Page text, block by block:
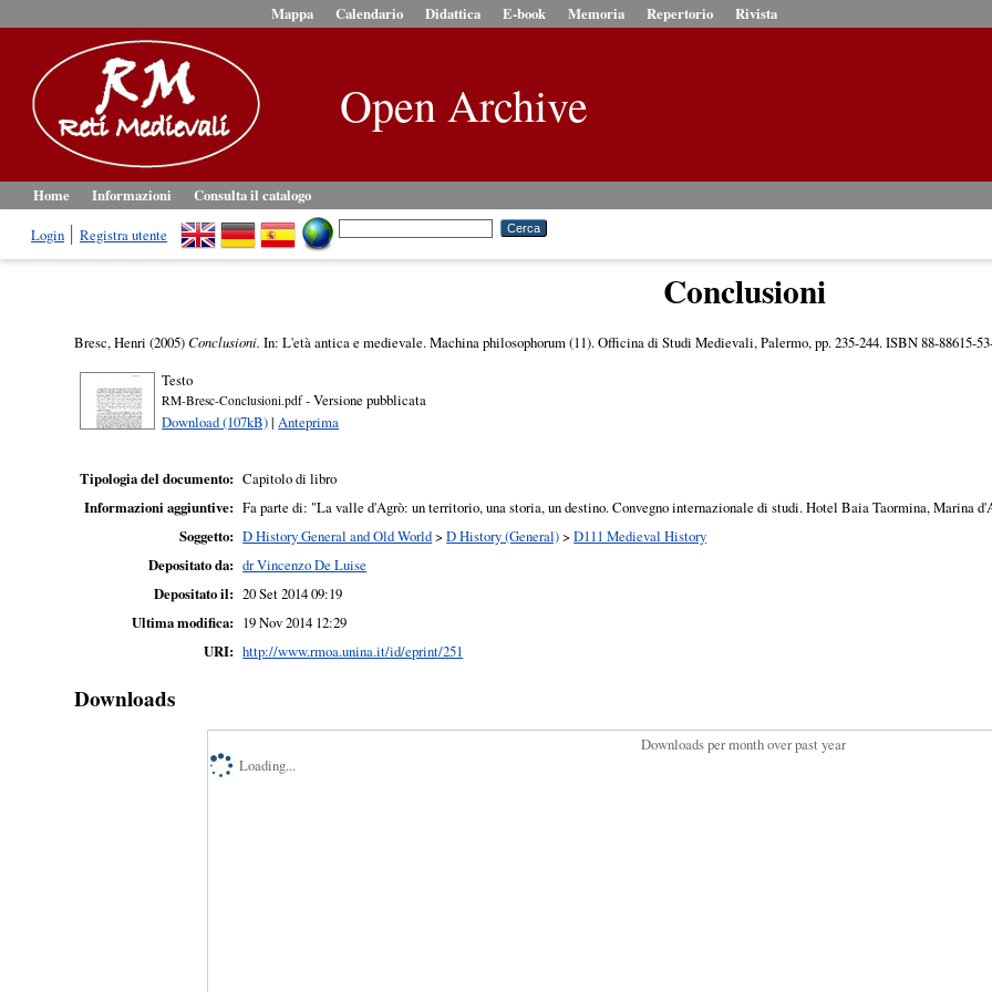
Mappa Calendario Didattica E-book Memoria Repertorio Rivista
Open Archive
Home Informazioni
Consulta il catalogo
Login
Registra utente
Conclusioni
Bresc, Henri (2005)Conclusioni. In: L'età antica e medievale. Machina philosophorum (11). Officina di Studi Medievali, Palermo, pp. 235-244. ISBN 88-88615-
Testo
RM-Bresc-Conclusioni.pdf- Versione pubblicata
Download (107kB)| Anteprima
Tipologia del documento: Capitolo di libro
Informazioni aggiuntive: Fa parte di: "La valle d'Agrò: un territorio, una storia, un destino. Convegno internazionale di studi. Hotel Baia Taormina, Marina
Soggetto: D History General and Old World>D History (General)>D111 Medieval History
Depositato da: dr Vincenzo De Luise
Depositato il: 20 Set 2014 09:19
Ultima modifica: 19 Nov 2014 12:29
URI: http://www.rmoa.unina.it/id/eprint/251
Downloads
Downloads per month over past year
Loading...